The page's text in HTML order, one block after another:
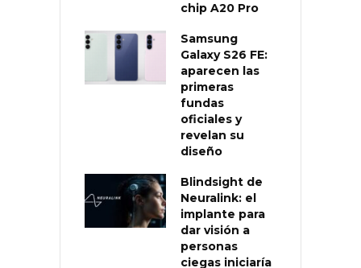
chip A20 Pro
Samsung
Galaxy S26 FE:
aparecen las
primeras
fundas
oficiales y
revelan su
diseño
Blindsight de
Neuralink: el
implante para
dar visión a
personas
ciegas iniciaría